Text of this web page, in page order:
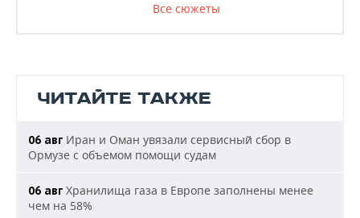
Все сюжеты
ЧИТАЙТЕ ТАКЖЕ
06 авг Иран и Оман увязали сервисный сбор в
Ормузе с объемом помощи судам
06 авг Хранилища газа в Европе заполнены менее
чем на 58%